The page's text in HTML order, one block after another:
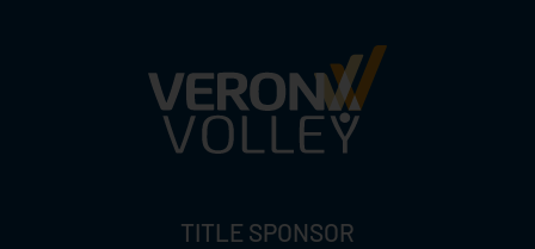
TITLE SPONSOR